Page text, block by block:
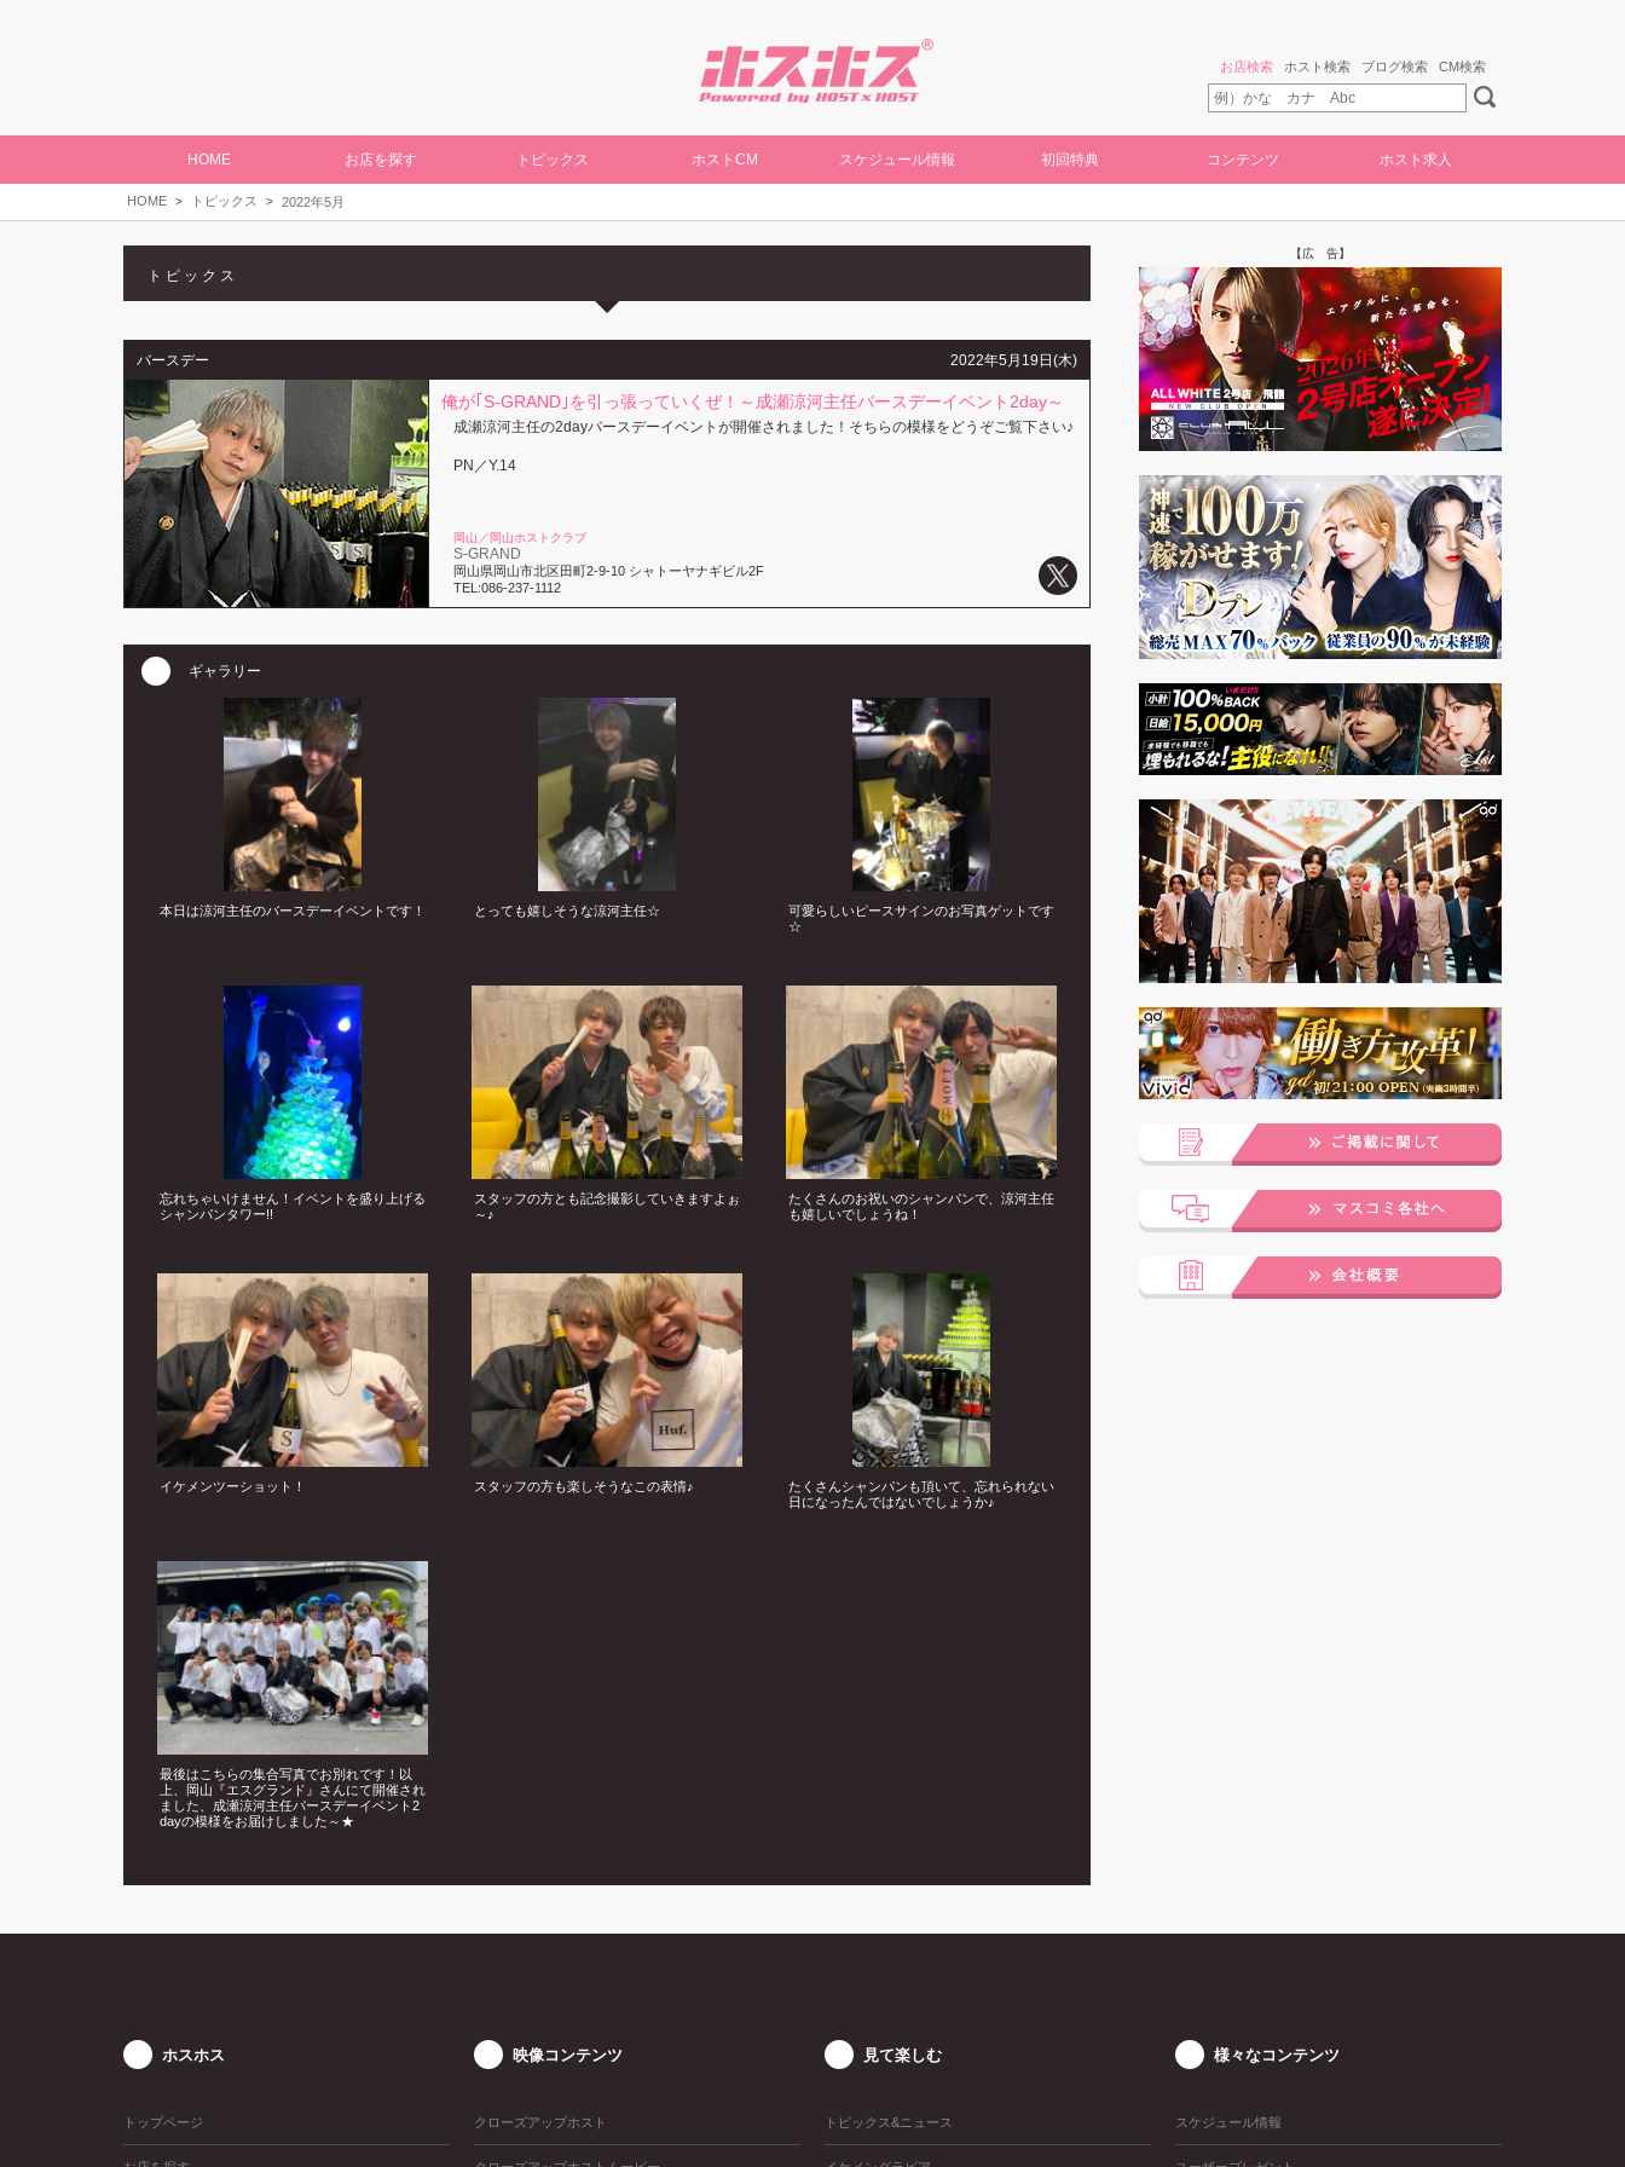
お店検索 ホスト検索 ブログ検索 CM検索
HOME お店を探す トピックス ホストCM スケジュール情報 初回特典 コンテンツ ホスト求人
HOME トピックス 2022年5月
トピックス
バースデー 2022年5月19日(木)
俺が｢S-GRAND｣を引っ張っていくぜ！～成瀬涼河主任バースデーイベント2day～
成瀬涼河主任の2dayバースデーイベントが開催されました！そちらの模様をどうぞご覧下さい♪
PN／Y.14
岡山／岡山ホストクラブ
S-GRAND
岡山県岡山市北区田町2-9-10 シャトーヤナギビル2F
TEL:086-237-1112
ギャラリー
本日は涼河主任のバースデーイベントです！ とっても嬉しそうな涼河主任☆
可愛らしいピースサインのお写真ゲットです
☆
忘れちゃいけません！イベントを盛り上げる
シャンパンタワー!!
スタッフの方とも記念撮影していきますよぉ
～♪
たくさんのお祝いのシャンパンで、涼河主任
も嬉しいでしょうね！
イケメンツーショット！ スタッフの方も楽しそうなこの表情♪
たくさんシャンパンも頂いて、忘れられない
日になったんではないでしょうか♪
最後はこちらの集合写真でお別れです！以
上、岡山『エスグランド』さんにて開催され
ました、成瀬涼河主任バースデーイベント2
dayの模様をお届けしました～★
【広 告】
ホスホス
トップページ
映像コンテンツ
クローズアップホスト
見て楽しむ
トピックス&ニュース
様々なコンテンツ
スケジュール情報